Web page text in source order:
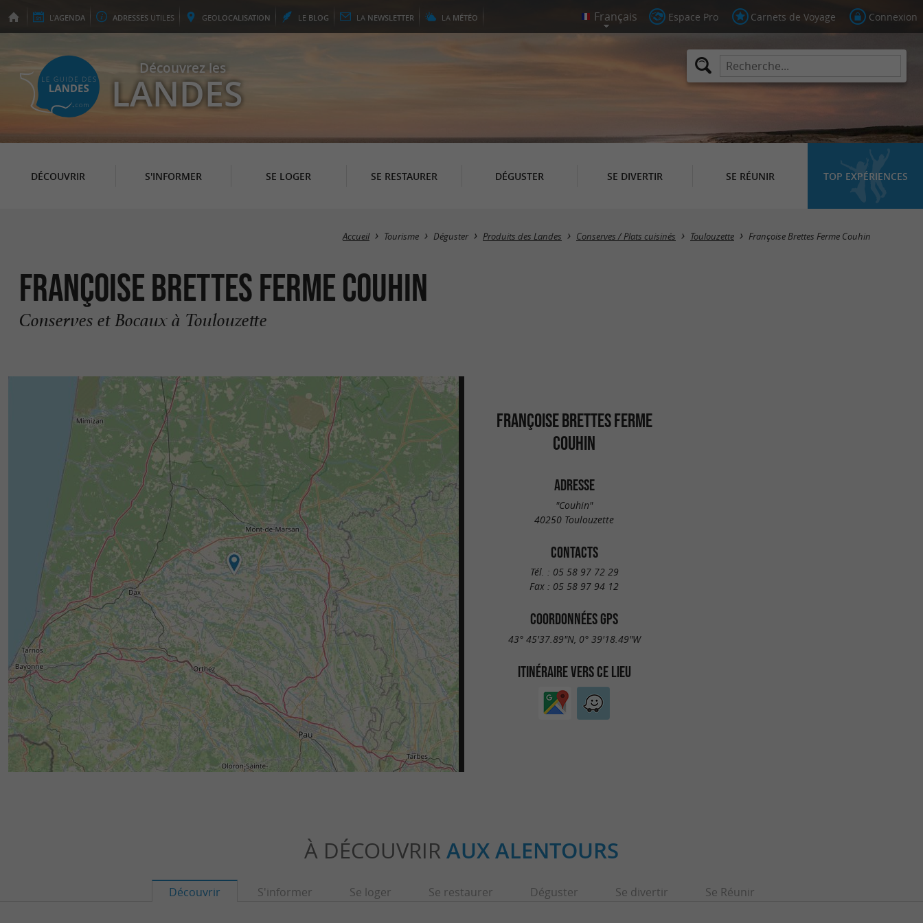
L'AGENDA ADRESSES UTILES GEOLOCALISATION LE BLOG LA NEWSLETTER LA MÉTÉO Espace Pro Carnets de Voyage Connexion
Découvrez les
LANDES
DÉCOUVRIR S'INFORMER SE LOGER SE RESTAURER DÉGUSTER SE DIVERTIR SE RÉUNIR TOP EXPÉRIENCES
Accueil Tourisme Déguster Produits des Landes Conserves / Plats cuisinés Toulouzette Françoise Brettes Ferme Couhin
Françoise Brettes Ferme Couhin
Conserves et Bocaux à Toulouzette
FRANÇOISE BRETTES FERME
COUHIN
ADRESSE
"Couhin"
40250 Toulouzette
CONTACTS
Tél. : 05 58 97 72 29
Fax : 05 58 97 94 12
COORDONNÉES GPS
43° 45'37.89"N, 0° 39'18.49"W
ITINÉRAIRE VERS CE LIEU
À DÉCOUVRIR AUX ALENTOURS
Découvrir S'informer Se loger Se restaurer Déguster Se divertir Se Réunir